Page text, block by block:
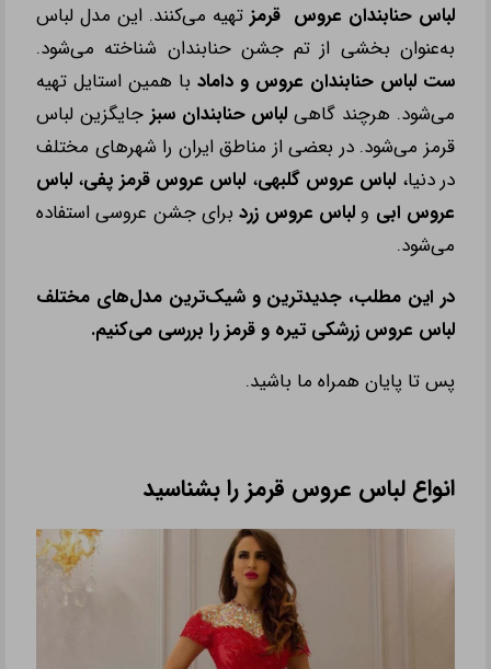
لباس حنابندان عروس قرمزتهیه می‌کنند. این مدل لباس
به‌عنوان بخشی از تم جشن حنابندان شناخته می‌شود.
ست لباس حنابندان عروس و داماد با همین استایل تهیه
می‌شود. هرچند گاهی لباس حنابندان سبز جایگزین لباس
قرمز می‌شود. در بعضی از مناطق ایران را شهرهای مختلف
در دنیا، لباس عروس گلبهی، لباس عروس قرمز پفی، لباس
عروس ابی ولباس عروس زردبرای جشن عروسی استفاده
می‌شود.
در این مطلب، جدیدترین و شیک‌ترین مدل‌های مختلف
لباس عروس زرشکی تیره و قرمز را بررسی می‌کنیم.
پس تا پایان همراه ما باشید.
انواع لباس عروس قرمز را بشناسید